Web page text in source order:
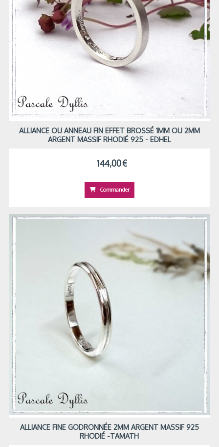
ALLIANCE OU ANNEAU FIN EFFET BROSSÉ 1MM OU 2MM
ARGENT MASSIF RHODIÉ 925 - EDHEL
144,00€
Commander
ALLIANCE FINE GODRONNÉE 2MM ARGENT MASSIF 925
RHODIÉ -TAMATH